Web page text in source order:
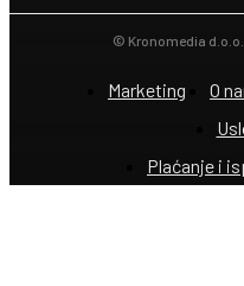
© Kronomedia
Marketing O
Plaćanje i